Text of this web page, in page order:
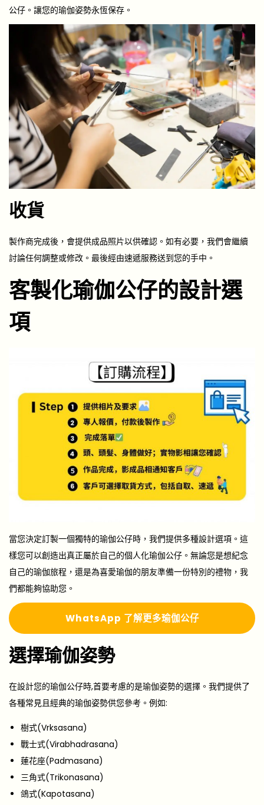
公仔。讓您的瑜伽姿勢永恆保存。
收貨
製作商完成後，會提供成品照片以供確認。如有必要，我們會繼續
討論任何調整或修改。最後經由速遞服務送到您的手中。
客製化瑜伽公仔的設計選
項
當您決定訂製一個獨特的瑜伽公仔時，我們提供多種設計選項。這
樣您可以創造出真正屬於自己的個人化瑜伽公仔。無論您是想紀念
自己的瑜伽旅程，還是為喜愛瑜伽的朋友準備一份特別的禮物，我
們都能夠協助您。
WhatsApp 了解更多瑜伽公仔
選擇瑜伽姿勢
在設計您的瑜伽公仔時,首要考慮的是瑜伽姿勢的選擇。我們提供了
各種常見且經典的瑜伽姿勢供您參考。例如:
樹式(Vrksasana)
戰士式(Virabhadrasana)
蓮花座(Padmasana)
三角式(Trikonasana)
鴿式(Kapotasana)